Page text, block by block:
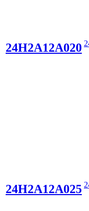
24H2A12A020
24H2A12A025